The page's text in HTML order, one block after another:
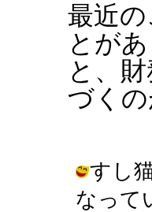
最近
とが
と、
づく
すし
なって